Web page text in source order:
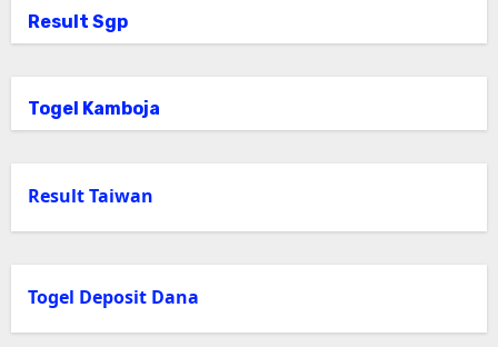
Result Sgp
Togel Kamboja
Result Taiwan
Togel Deposit Dana